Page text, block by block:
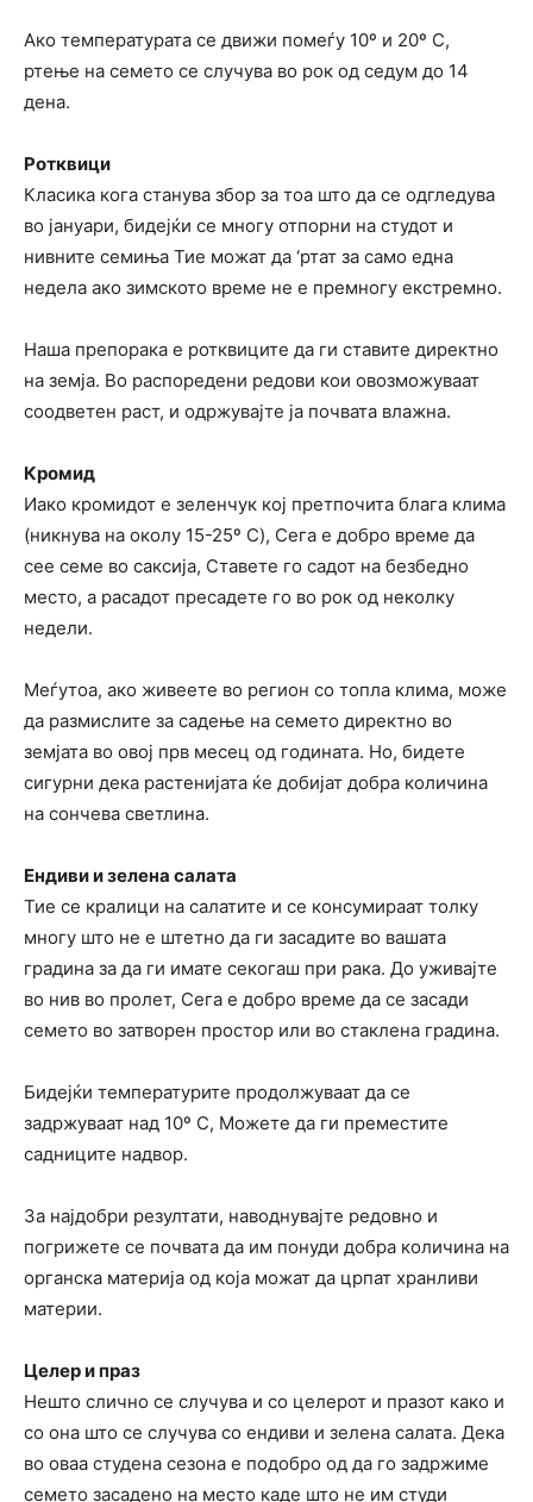
Ако температурата се движи помеѓу 10º и 20º C,
ртење на семето се случува во рок од седум до 14
дена.
Ротквици
Класика кога станува збор за тоа што да се одгледува
во јануари, бидејќи се многу отпорни на студот и
нивните семиња Тие можат да ‘ртат за само една
недела ако зимското време не е премногу екстремно.
Наша препорака е ротквиците да ги ставите директно
на земја. Во распоредени редови кои овозможуваат
соодветен раст, и одржувајте ја почвата влажна.
Кромид
Иако кромидот е зеленчук кој претпочита блага клима
(никнува на околу 15-25º C), Сега е добро време да
сее семе во саксија, Ставете го садот на безбедно
место, а расадот пресадете го во рок од неколку
недели.
Меѓутоа, ако живеете во регион со топла клима, може
да размислите за садење на семето директно во
земјата во овој прв месец од годината. Но, бидете
сигурни дека растенијата ќе добијат добра количина
на сончева светлина.
Ендиви и зелена салата
Тие се кралици на салатите и се консумираат толку
многу што не е штетно да ги засадите во вашата
градина за да ги имате секогаш при рака. До уживајте
во нив во пролет, Сега е добро време да се засади
семето во затворен простор или во стаклена градина.
Бидејќи температурите продолжуваат да се
задржуваат над 10º C, Можете да ги преместите
садниците надвор.
За најдобри резултати, наводнувајте редовно и
погрижете се почвата да им понуди добра количина на
органска материја од која можат да црпат хранливи
материи.
Целер и праз
Нешто слично се случува и со целерот и празот како и
со она што се случува со ендиви и зелена салата. Дека
во оваа студена сезона е подобро од да го задржиме
семето засадено на место каде што не им студи